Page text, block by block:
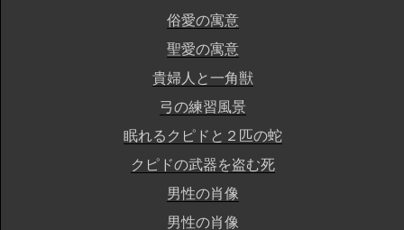
俗愛の寓意
聖愛の寓意
貴婦人と一角獣
弓の練習風景
眠れるクピドと２匹の蛇
クピドの武器を盗む死
男性の肖像
男性の肖像